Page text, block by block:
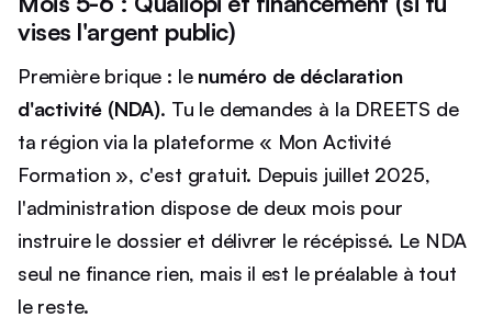
vises l'argent public)
Première brique : le numéro de déclaration
d'activité (NDA). Tu le demandes à la DREETS de
ta région via la plateforme « Mon Activité
Formation », c'est gratuit. Depuis juillet 2025,
l'administration dispose de deux mois pour
instruire le dossier et délivrer le récépissé. Le NDA
seul ne finance rien, mais il est le préalable à tout
le reste.